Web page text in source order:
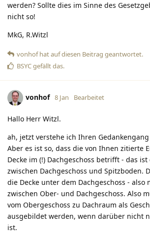
werden? Sollte dies im Sinne des
nicht so!
MkG, R.Witzl
vonhof hatauf diesen Beitrag geantwortet.
BSYCgefällt das.
vonhof 8 Jan Bearbeitet
Hallo Herr Witzl.
ah, jetzt verstehe ich Ihren
Aber es ist so, dass die von Ihnen zitierte
Decke im (!) Dachgeschoss betrifft - das ist
zwischen Dachgeschoss und Spitzboden.
die Decke unter dem Dachgeschoss - also
zwischen Ober- und Dachgeschoss. Also
vom Obergeschoss zu Dachraum als
ausgebildet werden, wenn darüber nicht
ist.